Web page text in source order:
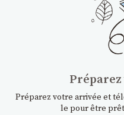
Préparez votre arrivée et
le pour être